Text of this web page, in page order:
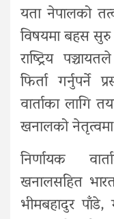
यता नेपालको
विषयमा बहस
राष्ट्रिय
फिर्ता गर्नुपर्ने
वार्ताका लागि
खनालको नेतृत्वमा
निर्णायक
खनालसहित
भीमबहादुर